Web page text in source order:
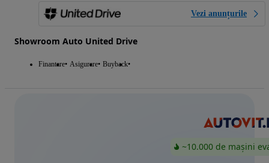
Vezi anunțurile
Showroom Auto United Drive
Finantare Asigurare Buyback
~10.000 de mașini